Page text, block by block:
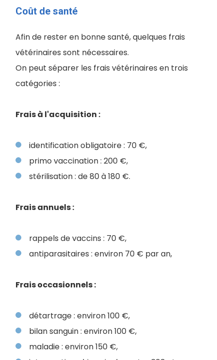
Coût de santé
Afin de rester en bonne santé, quelques frais
vétérinaires sont nécessaires.
On peut séparer les frais vétérinaires en trois
catégories :
Frais à l'acquisition :
identification obligatoire : 70 €,
primo vaccination : 200 €,
stérilisation : de 80 à 180 €.
Frais annuels :
rappels de vaccins : 70 €,
antiparasitaires : environ 70 € par an,
Frais occasionnels :
détartrage : environ 100 €,
bilan sanguin : environ 100 €,
maladie : environ 150 €,